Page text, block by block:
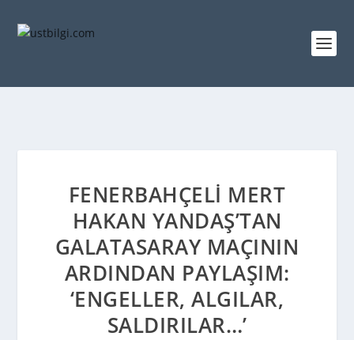
FENERBAHÇELI MERT
HAKAN YANDAŞ’TAN
GALATASARAY MAÇININ
ARDINDAN PAYLAŞIM:
‘ENGELLER, ALGILAR,
SALDIRILAR…’